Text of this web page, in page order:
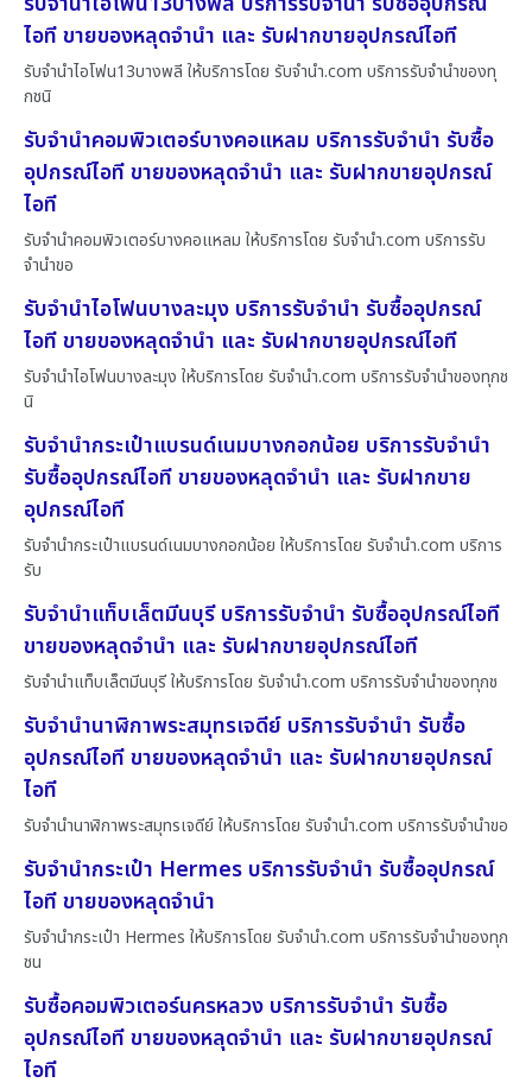
ไอที ขายของหลุดจำนำ และ รับฝากขายอุปกรณ์ไอที
รับจำนำไอโฟน13บางพลี ให้บริการโดย รับจํานํา.com บริการรับจำนำของทุ
กชนิ
รับจำนำคอมพิวเตอร์บางคอแหลม บริการรับจำนำ รับซื้อ
อุปกรณ์ไอที ขายของหลุดจำนำ และ รับฝากขายอุปกรณ์
ไอที
รับจำนำคอมพิวเตอร์บางคอแหลม ให้บริการโดย รับจํานํา.com บริการรับ
จำนำขอ
รับจำนำไอโฟนบางละมุง บริการรับจำนำ รับซื้ออุปกรณ์
ไอที ขายของหลุดจำนำ และ รับฝากขายอุปกรณ์ไอที
รับจำนำไอโฟนบางละมุง ให้บริการโดย รับจํานํา.com บริการรับจำนำของทุกช
นิ
รับจำนำกระเป๋าแบรนด์เนมบางกอกน้อย บริการรับจำนำ
รับซื้ออุปกรณ์ไอที ขายของหลุดจำนำ และ รับฝากขาย
อุปกรณ์ไอที
รับจำนำกระเป๋าแบรนด์เนมบางกอกน้อย ให้บริการโดย รับจํานํา.com บริการ
รับ
รับจำนำแท็บเล็ตมีนบุรี บริการรับจำนำ รับซื้ออุปกรณ์ไอที
ขายของหลุดจำนำ และ รับฝากขายอุปกรณ์ไอที
รับจำนำแท็บเล็ตมีนบุรี ให้บริการโดย รับจํานํา.com บริการรับจำนำของทุกช
รับจำนำนาฬิกาพระสมุทรเจดีย์ บริการรับจำนำ รับซื้อ
อุปกรณ์ไอที ขายของหลุดจำนำ และ รับฝากขายอุปกรณ์
ไอที
รับจำนำนาฬิกาพระสมุทรเจดีย์ ให้บริการโดย รับจํานํา.com บริการรับจำนำขอ
รับจำนำกระเป๋า Hermes บริการรับจำนำ รับซื้ออุปกรณ์
ไอที ขายของหลุดจำนำ
รับจำนำกระเป๋า Hermes ให้บริการโดย รับจํานํา.com บริการรับจำนำของทุก
ชน
รับซื้อคอมพิวเตอร์นครหลวง บริการรับจำนำ รับซื้อ
อุปกรณ์ไอที ขายของหลุดจำนำ และ รับฝากขายอุปกรณ์
ไอที